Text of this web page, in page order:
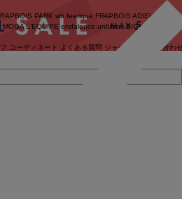
PARK wb feerique FRAPBOIS ADIEU
MOGA L'EQUIPE endalence unbilanc BIGI online store
コーディネート よくある質問 ジャーナル お問い合わ